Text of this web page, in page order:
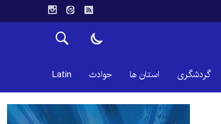
گردشگری استان ها حوادث Latin